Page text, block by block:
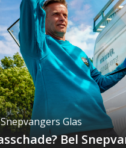
Snepvangers Glas
Bel